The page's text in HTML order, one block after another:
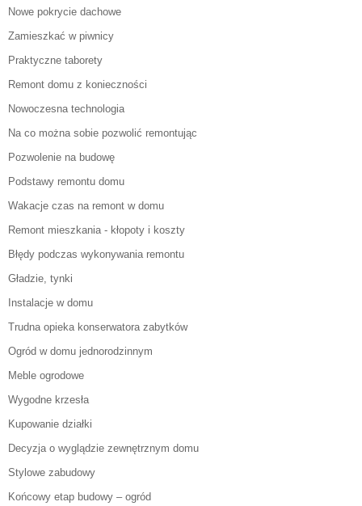
Nowe pokrycie dachowe
Zamieszkać w piwnicy
Praktyczne taborety
Remont domu z konieczności
Nowoczesna technologia
Na co można sobie pozwolić remontując
Pozwolenie na budowę
Podstawy remontu domu
Wakacje czas na remont w domu
Remont mieszkania - kłopoty i koszty
Błędy podczas wykonywania remontu
Gładzie, tynki
Instalacje w domu
Trudna opieka konserwatora zabytków
Ogród w domu jednorodzinnym
Meble ogrodowe
Wygodne krzesła
Kupowanie działki
Decyzja o wyglądzie zewnętrznym domu
Stylowe zabudowy
Końcowy etap budowy – ogród